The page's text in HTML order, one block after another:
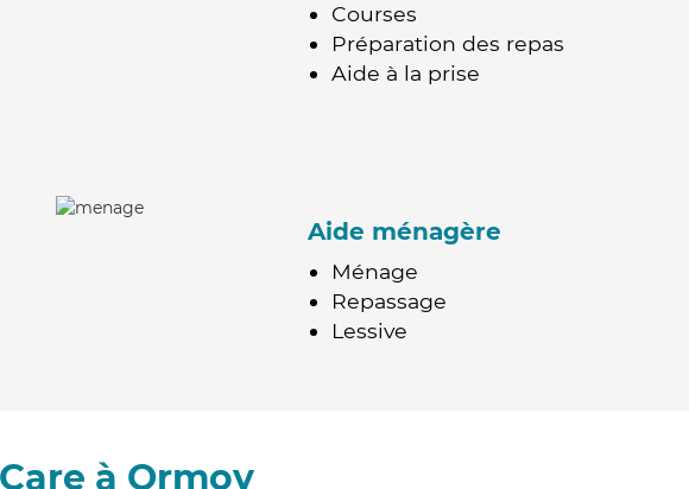
Courses
Préparation des repas
Aide à la prise
Aide ménagère
Ménage
Repassage
Lessive
à Ormoy